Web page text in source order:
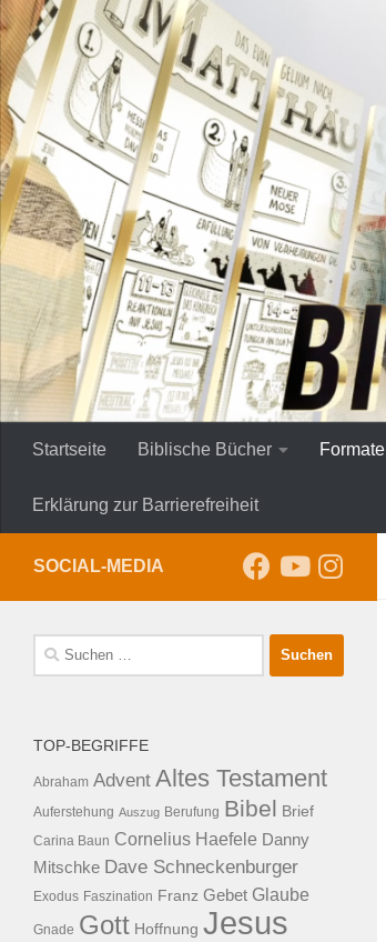
Zum Inhalt springen
Startseite Biblische Bücher Formate
Erklärung zur Barrierefreiheit
SOCIAL-MEDIA
Suche
nach:
TOP-BEGRIFFE
Abraham Advent Altes Testament
Auferstehung Auszug Berufung Bibel Brief
Carina Baun Cornelius Haefele Danny
Mitschke Dave Schneckenburger
Exodus Faszination Franz Gebet Glaube
Gnade Gott Hoffnung Jesus